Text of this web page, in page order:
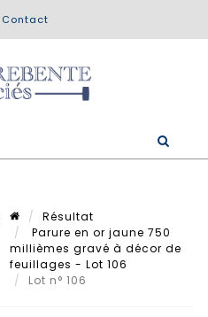
Contact
Résultat
Parure en or jaune 750
millièmes gravé à décor de
feuillages - Lot 106
Lot n° 106